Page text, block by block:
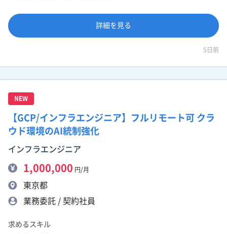
詳細を見る
5日前
NEW
【GCP/インフラエンジニア】フルリモート可 クラ
ウド環境のAI統制強化
インフラエンジニア
1,000,000 円/月
東京都
業務委託 / 契約社員
求めるスキル